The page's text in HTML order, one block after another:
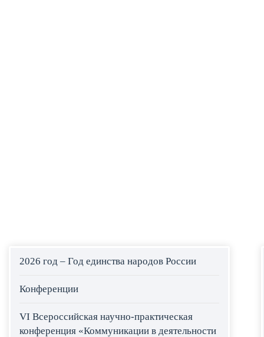
2026 год – Год единства народов России
Конференции
VI Всероссийская научно-практическая
конференция «Коммуникации в деятельности